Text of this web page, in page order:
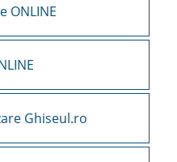
ONLINE
Ghiseul.ro